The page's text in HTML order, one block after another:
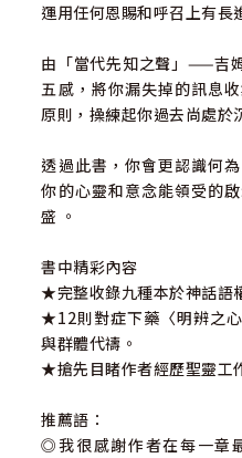
運用任何恩賜和呼召上有長
由「當代先知之聲」——吉
五感，將你漏失掉的訊息
原則，操練起你過去尚處於
透過此書，你會更認識何
你的心靈和意念能領受的
盛 。
書中精彩內容
★完整收錄九種本於神話語
★12則對症下藥〈明辨之
與群體代禱。
★搶先目睹作者經歷聖靈工
推薦語：
◎我很感謝作者在每一章